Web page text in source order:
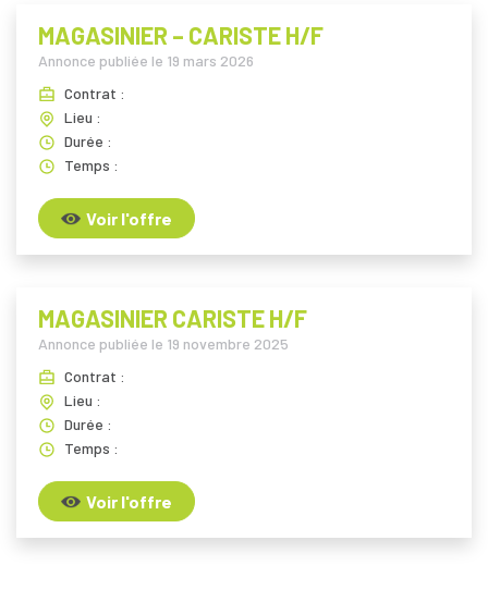
MAGASINIER – CARISTE H/F
Annonce publiée le 19 mars 2026
Contrat :
Lieu :
Durée :
Temps :
Voir l'offre
MAGASINIER CARISTE H/F
Annonce publiée le 19 novembre 2025
Contrat :
Lieu :
Durée :
Temps :
Voir l'offre